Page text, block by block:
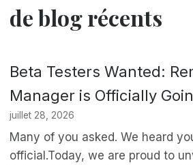
de blog récents
Beta Testers Wanted:
Manager is Officially
juillet 28, 2026
Many of you asked. We heard
official.Today, we are proud to